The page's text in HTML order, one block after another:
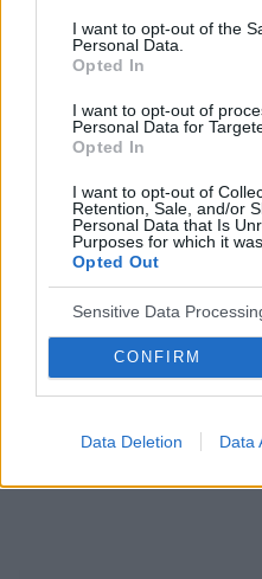
I want to opt-out of the
Personal Data.
Opted In
I want to opt-out of
Personal Data for
Opted In
I want to opt-out of
Retention, Sale, and/or
Personal Data that Is
Purposes for which it
Opted Out
Sensitive Data
CONFIRM
Data Deletion Data
embolizacja mięśniaków
Reklama: